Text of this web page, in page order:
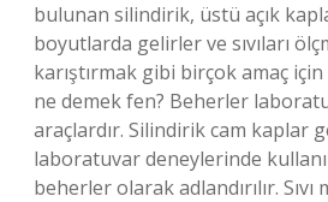
bulunan silindirik, üstü açık
boyutlarda gelirler ve sıvıları
karıştırmak gibi birçok amaç
ne demek fen? Beherler
araçlardır. Silindirik cam kaplar
laboratuvar deneylerinde
beherler olarak adlandırılır.